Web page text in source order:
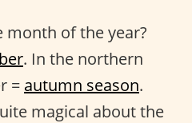
of the year?
. In the northern
= autumn season.
magical about the